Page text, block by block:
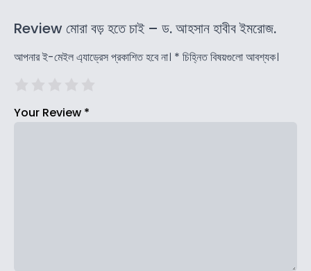
Review মোরা বড় হতে চাই – ড. আহসান হাবীব ইমরোজ.
আপনার ই-মেইল এ্যাড্রেস প্রকাশিত হবে না। * চিহ্নিত বিষয়গুলো আবশ্যক।
Your Review *